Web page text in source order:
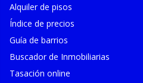
Alquiler de pisos
Índice de precios
Guía de barrios
Buscador de Inmobiliarias
Tasación online